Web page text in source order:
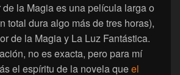
la Magia es una película larga o
total dura algo más de tres horas),
de la Magia y La Luz Fantástica.
no es exacta, pero para mí
el espíritu de la novela queel